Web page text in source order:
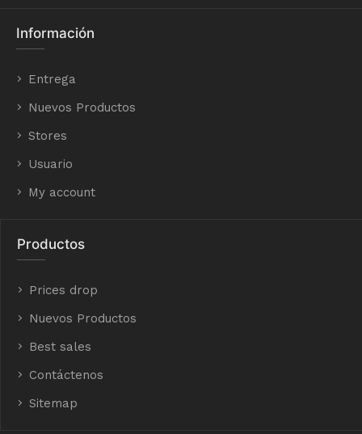
Información
Entrega
Nuevos Productos
Stores
Usuario
My account
Productos
Prices drop
Nuevos Productos
Best sales
Contáctenos
Sitemap